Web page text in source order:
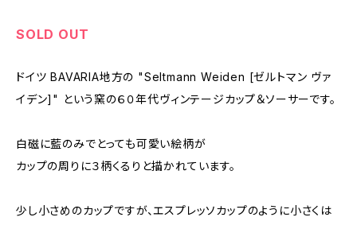
SOLD OUT
ドイツ BAVARIA地方の "Seltmann Weiden [ゼルトマン ヴァ
イデン]" という窯の６０年代ヴィンテージカップ＆ソーサーです。
白磁に藍のみでとっても可愛い絵柄が
カップの周りに３柄くるりと描かれています。
少し小さめのカップですが、エスプレッソカップのように小さくは